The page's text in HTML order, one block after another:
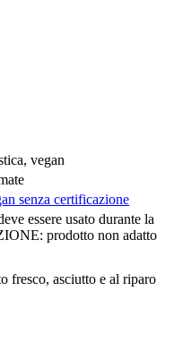
vegan
senza certificazione
essere usato durante la
prodotto non adatto
fresco, asciutto e al riparo